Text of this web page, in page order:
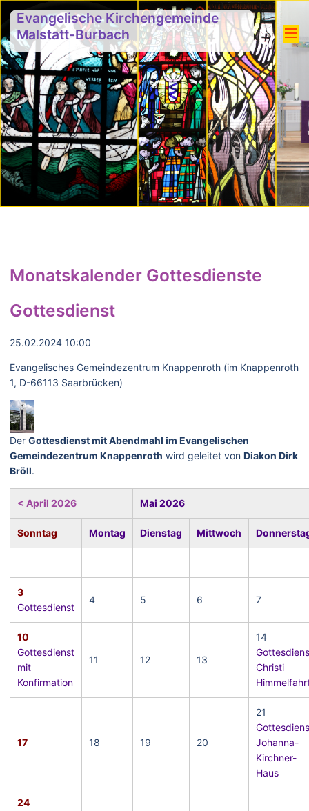
Evangelische Kirchengemeinde
Malstatt-Burbach
Monatskalender Gottesdienste
Gottesdienst
25.02.2024 10:00
Evangelisches Gemeindezentrum Knappenroth (im Knappenroth
1, D-66113 Saarbrücken)
Der Gottesdienst mit Abendmahl im Evangelischen
Gemeindezentrum Knappenroth wird geleitet von Diakon Dirk
Bröll.
< April 2026 Mai 2026
Sonntag Montag Dienstag Mittwoch
3
Gottesdienst
4 5 6 7
10
Gottesdienst
mit
Konfirmation
11 12 13
14
Christi
17 18 19 20
21
Johanna-
Kirchner-
Haus
24